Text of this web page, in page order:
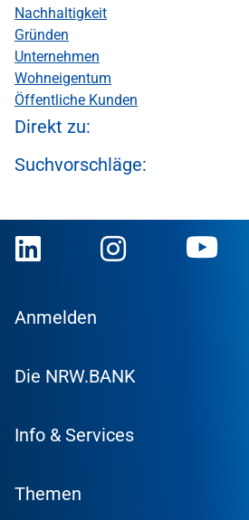
Nachhaltigkeit
Gründen
Unternehmen
Wohneigentum
Öffentliche Kunden
Direkt zu:
Suchvorschläge:
Anmelden
Kundenportal
Die NRW.BANK
Presse
Research
Info & Services
Produktsuche
Themen